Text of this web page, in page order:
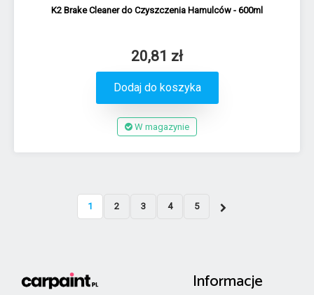
K2 Brake Cleaner do Czyszczenia Hamulców - 600ml
20,81 zł
Dodaj do koszyka
W magazynie
1 2 3 4 5
Informacje